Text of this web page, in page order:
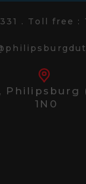
. Toll free :
Philipsburg
1N0